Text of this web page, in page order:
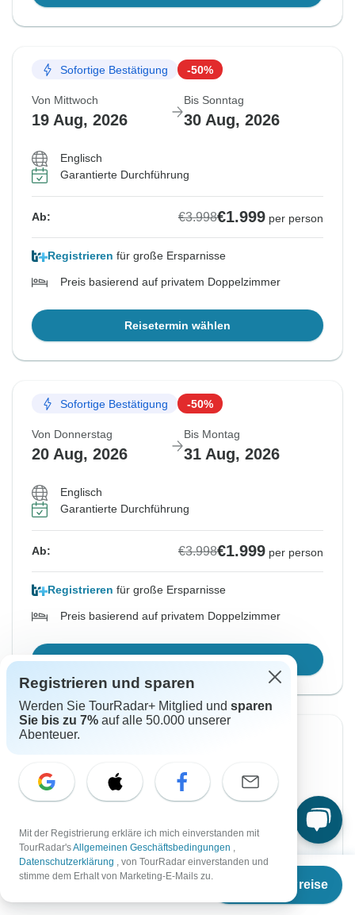
Ab€3.998
Termine & Preise
Sofortige Bestätigung -50%
Von Mittwoch
19 Aug, 2026
Bis Sonntag
30 Aug, 2026
Englisch
Garantierte Durchführung
Ab: €3.998€1.999 per person
Registrieren für große Ersparnisse
Preis basierend auf privatem Doppelzimmer
Reisetermin wählen
Sofortige Bestätigung -50%
Von Donnerstag
20 Aug, 2026
Bis Montag
31 Aug, 2026
Englisch
Garantierte Durchführung
Ab: €3.998€1.999 per person
Registrieren für große Ersparnisse
Preis basierend auf privatem Doppelzimmer
Reisetermin wählen
Sofortige Bestätigung
21 Aug, 2026 1 Sep, 2026
Englisch
Garantierte Durchführung
per person
Registrieren und sparen
Werden Sie TourRadar+ Mitglied und sparen
Sie bis zu 7% auf alle 50.000 unserer
Abenteuer.
Mit der Registrierung erkläre ich mich einverstanden mit
TourRadar'sAllgemeinen Geschäftsbedingungen ,
Datenschutzerklärung , von TourRadar einverstanden und
stimme dem Erhalt von Marketing-E-Mails zu.